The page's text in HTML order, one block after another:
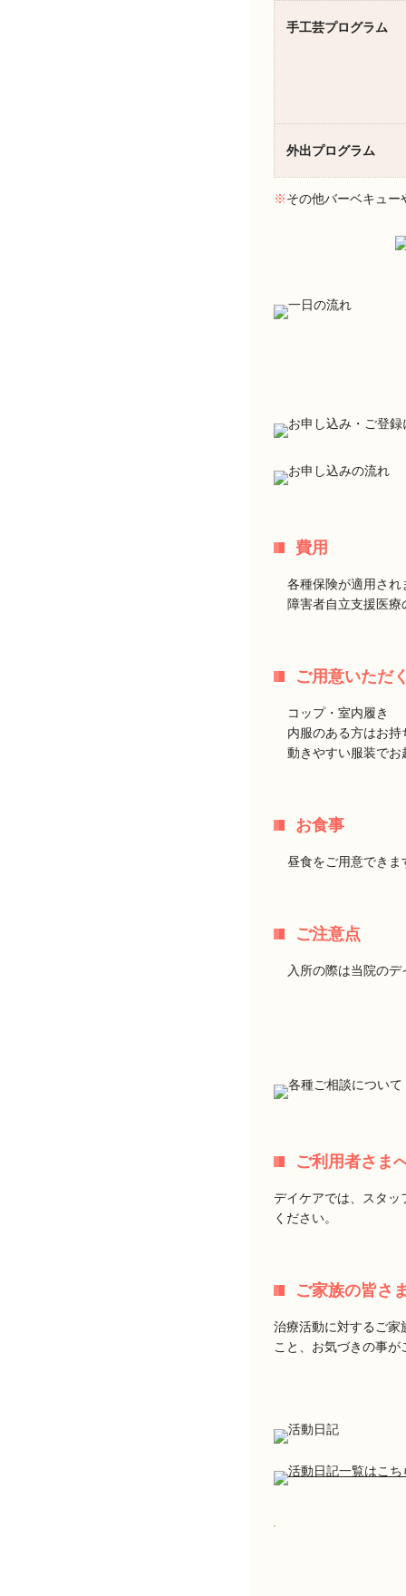
手工芸プログラム
外出プログラム
※その他バーベキュー
費用
各種保険が適用され
障害者自立支援医
ご用意いただ
コップ・室内履き
内服のある方はお持
動きやすい服装でお
お食事
昼食をご用意できま
ご注意点
入所の際は当院の
ご利用者さま
デイケアでは、スタッ
ください。
ご家族の皆さ
治療活動に対するご家
こと、お気づきの事